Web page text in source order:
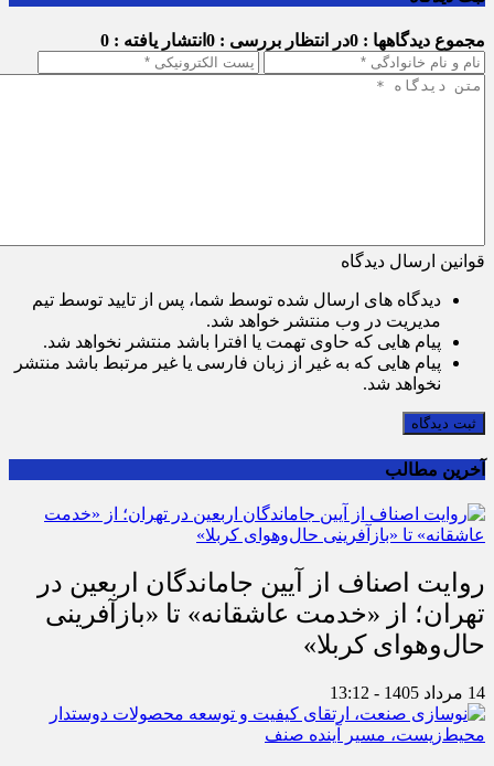
مجموع دیدگاهها : 0 در انتظار بررسی : 0 انتشار یافته : 0
قوانین ارسال دیدگاه
دیدگاه های ارسال شده توسط شما، پس از تایید توسط تیم
مدیریت در وب منتشر خواهد شد.
پیام هایی که حاوی تهمت یا افترا باشد منتشر نخواهد شد.
پیام هایی که به غیر از زبان فارسی یا غیر مرتبط باشد منتشر
نخواهد شد.
ثبت دیدگاه
آخرین مطالب
روایت اصناف از آیین جاماندگان اربعین در
تهران؛ از «خدمت عاشقانه» تا «بازآفرینی
حال‌وهوای کربلا»
14 مرداد 1405 - 13:12